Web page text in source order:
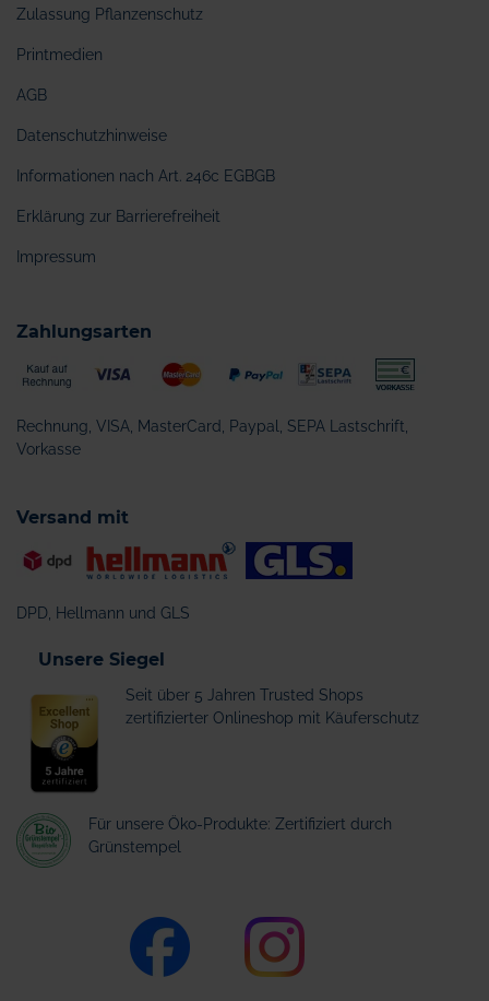
Zulassung Pflanzenschutz
Printmedien
AGB
Datenschutzhinweise
Informationen nach Art. 246c EGBGB
Erklärung zur Barrierefreiheit
Impressum
Zahlungsarten
Rechnung, VISA, MasterCard, Paypal, SEPA Lastschrift,
Vorkasse
Versand mit
DPD, Hellmann und GLS
Unsere Siegel
Seit über 5 Jahren Trusted Shops
zertifizierter Onlineshop mit Käuferschutz
Für unsere Öko-Produkte: Zertifiziert durch
Grünstempel